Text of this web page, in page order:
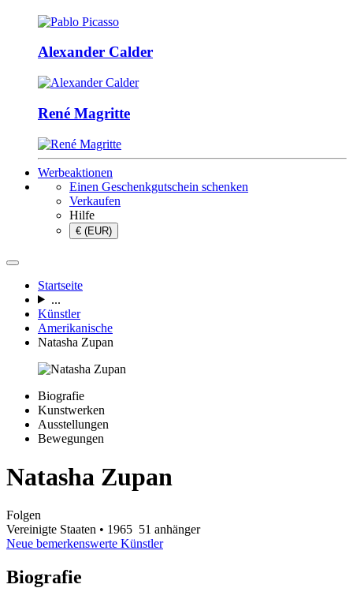
Alexander Calder
René Magritte
Werbeaktionen
Einen Geschenkgutschein schenken
Verkaufen
Hilfe
€ (EUR)
Startseite
...
Künstler
Amerikanische
Natasha Zupan
Biografie
Kunstwerken
Ausstellungen
Bewegungen
Natasha Zupan
Folgen
Vereinigte Staaten • 1965 51 anhänger
Neue bemerkenswerte Künstler
Biografie